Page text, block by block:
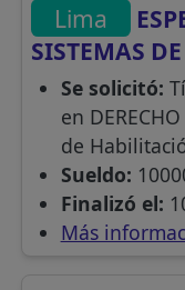
Lima
SISTEMAS
Se solicitó:
en
de
Sueldo:
Finalizó el:
Más